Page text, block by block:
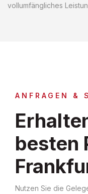
vollumfängliches
ANFRAGEN &
besten
Nutzen Sie die